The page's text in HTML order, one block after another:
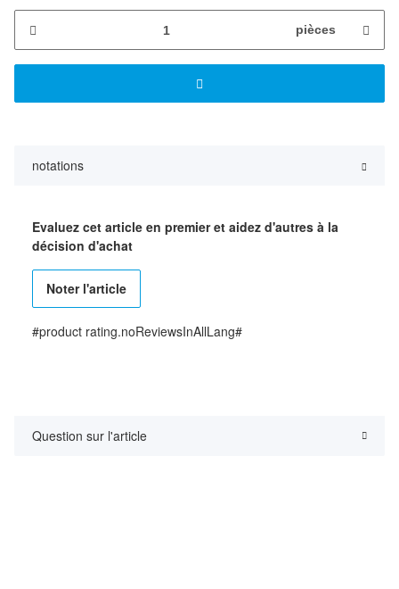
pièces
notations
Evaluez cet article en premier et aidez d'autres à la
décision d'achat
Noter l'article
#product rating.noReviewsInAllLang#
Question sur l'article